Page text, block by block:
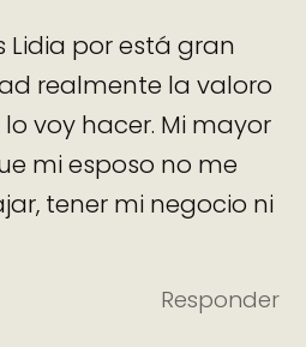
Lidia por está gran
realmente la valoro
lo voy hacer. Mi mayor
mi esposo no me
tener mi negocio ni
Responder